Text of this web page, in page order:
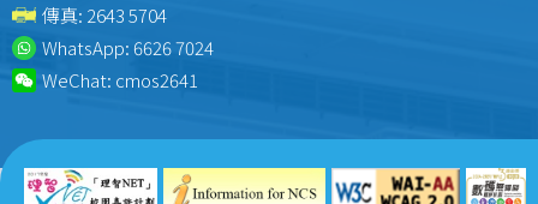
傳真: 2643 5704
WhatsApp:6626 7024
WeChat: cmos2641